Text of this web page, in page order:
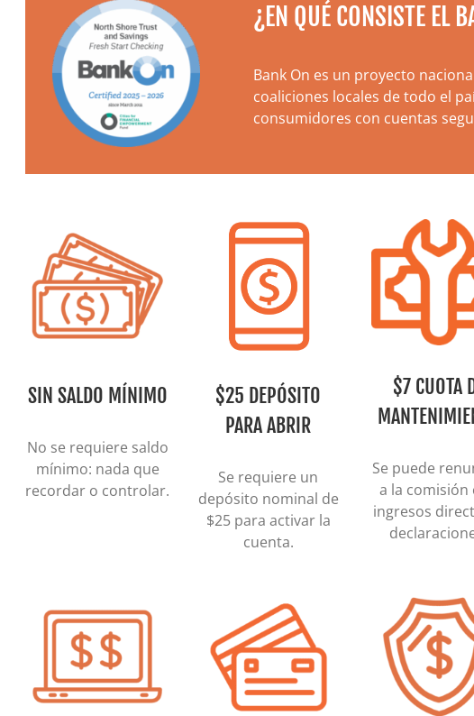
¿EN QUÉ CONSISTE EL
Bank On es un proyecto
coaliciones locales de todo el
consumidores con cuentas
SIN SALDO MÍNIMO
No se requiere saldo
mínimo: nada que
recordar o controlar.
$25 DEPÓSITO
PARA ABRIR
Se requiere un
depósito nominal de
$25 para activar la
cuenta.
$7 CUOTA
Se puede
a la comisión
ingresos